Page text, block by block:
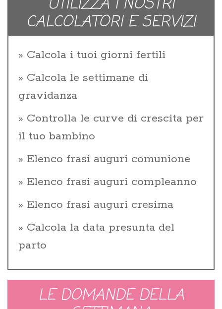
UTILIZZA I NOSTRI
CALCOLATORI E SERVIZI
Calcola i tuoi giorni fertili
Calcola le settimane di
gravidanza
Controlla le curve di crescita per
il tuo bambino
Elenco frasi auguri comunione
Elenco frasi auguri compleanno
Elenco frasi auguri cresima
Calcola la data presunta del
parto
LE DOMANDE DELLA